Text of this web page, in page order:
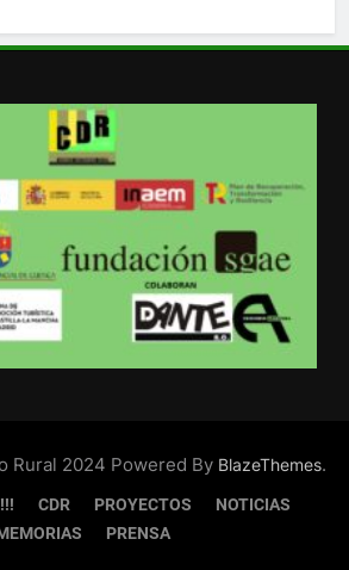
Rural 2024 Powered By BlazeThemes.
CDR PROYECTOS
NOTICIAS
PRENSA